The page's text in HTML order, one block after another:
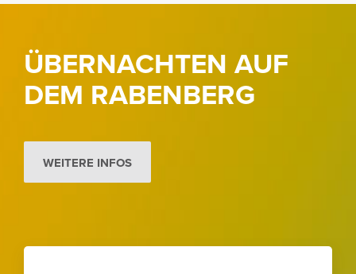
ÜBERNACHTEN AUF
DEM RABEN­BERG
WEITERE INFOS